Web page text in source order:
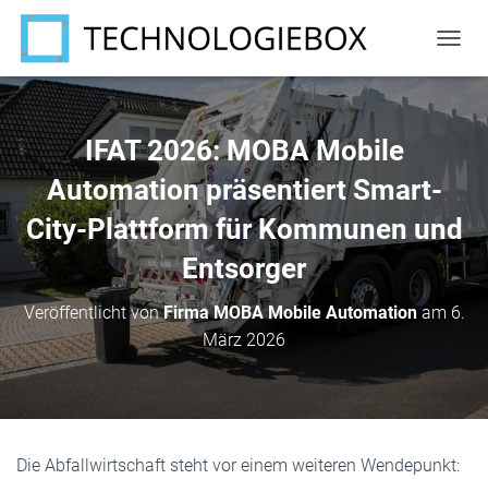
A
I
O
N
U
M
S
A
IFAT 2026: MOBA Mobile
Automation präsentiert Smart-
City-Plattform für Kommunen und
Entsorger
Veröffentlicht vonFirma MOBA Mobile Automationam 6.
März 2026
Die Abfallwirtschaft steht vor einem weiteren Wendepunkt: